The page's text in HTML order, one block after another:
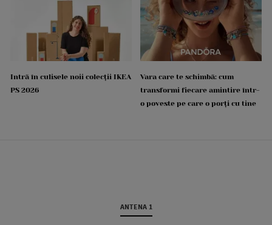
Intră în culisele noii colecții IKEA
PS 2026
Vara care te schimbă: cum
transformi fiecare amintire într-
o poveste pe care o porți cu tine
ANTENA 1